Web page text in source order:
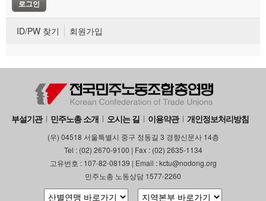
ID/PW 찾기 회원가입
부설기관 민주노총 소개 오시는 길 이용약관 개인정보처리방침
(우) 04518 서울특별시 중구 정동길 3 경향신문사 14층
Tel : (02) 2670-9100 | Fax : (02) 2635-1134
고유번호 : 107-82-08139 | Email : kctu@nodong.org
민주노총 노동상담 1577-2260